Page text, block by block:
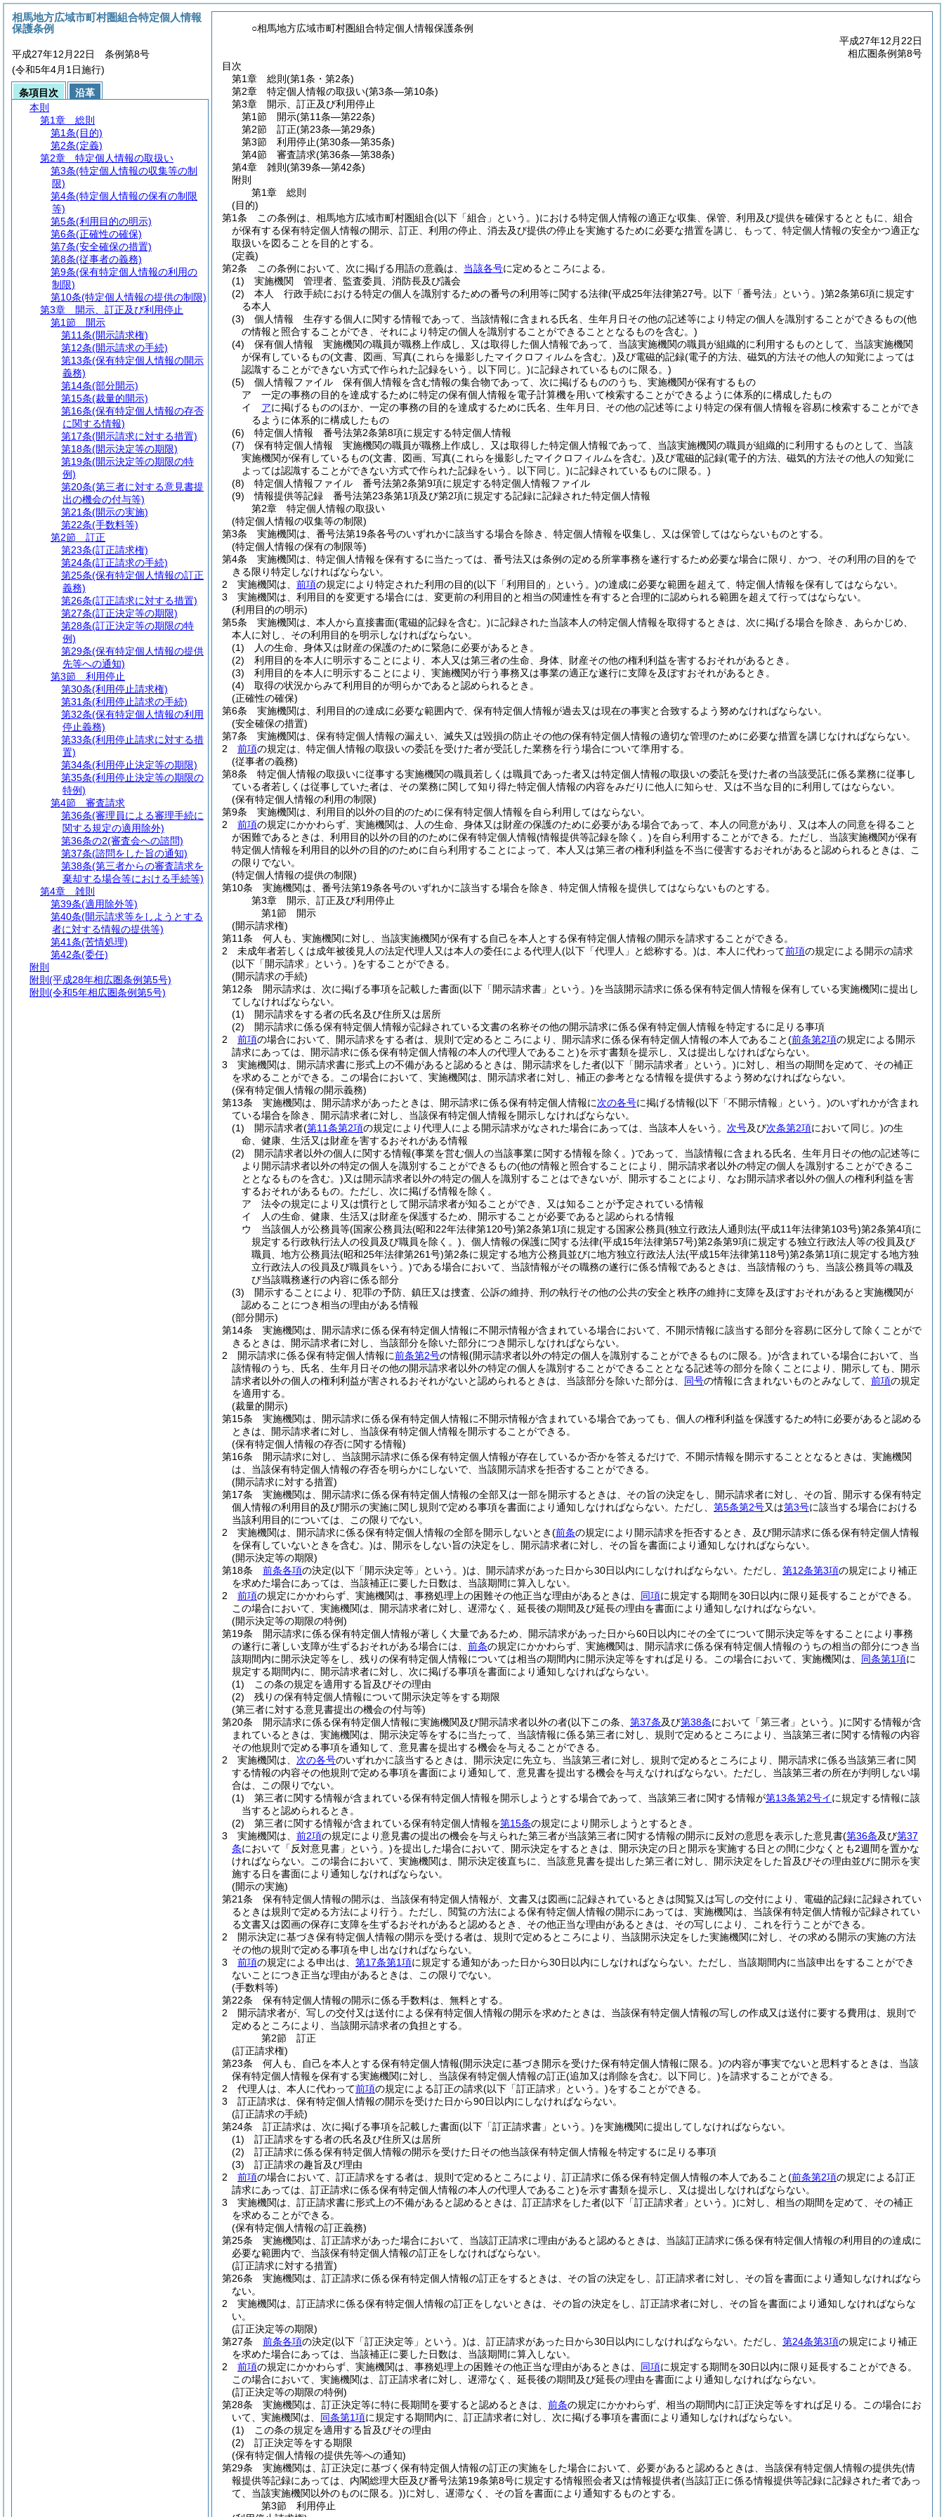
○相馬地方広域市町村圏組合特定個人情報保護条例
平成27年12月22日
相広圏条例第8号
目次
第1章
総則 (第1条・第2条)
第2章
特定個人情報の取扱い(第3条―第10条)
第3章
開示、訂正及び利用停止
第1節
開示(第11条―第22条)
第2節
訂正(第23条―第29条)
第3節
利用停止(第30条―第35条)
第4節
審査請求(第36条―第38条)
第4章
雑則 (第39条―第42条)
附則
第1章
総則
(目的)
第1条
この条例は、相馬地方広域市町村圏組合(以下「組合」という。)における特定個人情報の適正な収集、保管、利用及び提供を確保するとともに、組合
が保有する保有特定個人情報の開示、訂正、利用の停止、消去及び提供の停止を実施するために必要な措置を講じ、もって、特定個人情報の安全かつ適正な
取扱いを図ることを目的とする。
(定義)
第2条
この条例において、次に掲げる用語の意義は、 当該各号に定めるところによる。
(1)
実施機関 管理者、監査委員、消防長及び議会
(2)
本人 行政手続における特定の個人を識別するための番号の利用等に関する法律(平成25年法律第27号。以下「番号法」という。)第2条第6項に規定す
る本人
(3)
個人情報 生存する個人に関する情報であって、当該情報に含まれる氏名、生年月日その他の記述等により特定の個人を識別することができるもの(他
の情報と照合することができ、それにより特定の個人を識別することができることとなるものを含む。)
(4)
保有個人情報 実施機関の職員が職務上作成し、又は取得した個人情報であって、当該実施機関の職員が組織的に利用するものとして、当該実施機関
が保有しているもの(文書、図画、写真(これらを撮影したマイクロフィルムを含む。)及び電磁的記録(電子的方法、磁気的方法その他人の知覚によっては
認識することができない方式で作られた記録をいう。以下同じ。)に記録されているものに限る。)
(5)
個人情報ファイル 保有個人情報を含む情報の集合物であって、次に掲げるもののうち、実施機関が保有するもの
ア
一定の事務の目的を達成するために特定の保有個人情報を電子計算機を用いて検索することができるように体系的に構成したもの
イ
アに掲げるもののほか、一定の事務の目的を達成するために氏名、生年月日、その他の記述等により特定の保有個人情報を容易に検索することができ
るように体系的に構成したもの
(6)
特定個人情報 番号法第2条第8項に規定する特定個人情報
(7)
保有特定個人情報 実施機関の職員が職務上作成し、又は取得した特定個人情報であって、当該実施機関の職員が組織的に利用するものとして、当該
実施機関が保有しているもの(文書、図画、写真(これらを撮影したマイクロフィルムを含む。)及び電磁的記録(電子的方法、磁気的方法その他人の知覚に
よっては認識することができない方式で作られた記録をいう。以下同じ。)に記録されているものに限る。)
(8)
特定個人情報ファイル 番号法第2条第9項に規定する特定個人情報ファイル
(9)
情報提供等記録 番号法第23条第1項及び第2項に規定する記録に記録された特定個人情報
第2章
特定個人情報の取扱い
(特定個人情報の収集等の制限)
第3条
実施機関は、番号法第19条各号のいずれかに該当する場合を除き、特定個人情報を収集し、又は保管してはならないものとする。
(特定個人情報の保有の制限等)
第4条
実施機関は、特定個人情報を保有するに当たっては、番号法又は条例の定める所掌事務を遂行するため必要な場合に限り、かつ、その利用の目的をで
きる限り特定しなければならない。
2
実施機関は、 前項の規定により特定された利用の目的(以下「利用目的」という。)の達成に必要な範囲を超えて、特定個人情報を保有してはならない。
3
実施機関は、利用目的を変更する場合には、変更前の利用目的と相当の関連性を有すると合理的に認められる範囲を超えて行ってはならない。
(利用目的の明示)
第5条
実施機関は、本人から直接書面(電磁的記録を含む。)に記録された当該本人の特定個人情報を取得するときは、次に掲げる場合を除き、あらかじめ、
本人に対し、その利用目的を明示しなければならない。
(1)
人の生命、身体又は財産の保護のために緊急に必要があるとき。
(2)
利用目的を本人に明示することにより、本人又は第三者の生命、身体、財産その他の権利利益を害するおそれがあるとき。
(3)
利用目的を本人に明示することにより、実施機関が行う事務又は事業の適正な遂行に支障を及ぼすおそれがあるとき。
(4)
取得の状況からみて利用目的が明らかであると認められるとき。
(正確性の確保)
第6条
実施機関は、利用目的の達成に必要な範囲内で、保有特定個人情報が過去又は現在の事実と合致するよう努めなければならない。
(安全確保の措置)
第7条
実施機関は、保有特定個人情報の漏えい、滅失又は毀損の防止その他の保有特定個人情報の適切な管理のために必要な措置を講じなければならない。
2
前項の規定は、特定個人情報の取扱いの委託を受けた者が受託した業務を行う場合について準用する。
(従事者の義務)
第8条
特定個人情報の取扱いに従事する実施機関の職員若しくは職員であった者又は特定個人情報の取扱いの委託を受けた者の当該受託に係る業務に従事し
ている者若しくは従事していた者は、その業務に関して知り得た特定個人情報の内容をみだりに他人に知らせ、又は不当な目的に利用してはならない。
(保有特定個人情報の利用の制限)
第9条
実施機関は、利用目的以外の目的のために保有特定個人情報を自ら利用してはならない。
2
前項の規定にかかわらず、実施機関は、人の生命、身体又は財産の保護のために必要がある場合であって、本人の同意があり、又は本人の同意を得ること
が困難であるときは、利用目的以外の目的のために保有特定個人情報(情報提供等記録を除く。)を自ら利用することができる。 ただし、当該実施機関が保有
特定個人情報を利用目的以外の目的のために自ら利用することによって、本人又は第三者の権利利益を不当に侵害するおそれがあると認められるときは、こ
の限りでない。
(特定個人情報の提供の制限)
第10条
実施機関は、番号法第19条各号のいずれかに該当する場合を除き、特定個人情報を提供してはならないものとする。
第3章
開示、訂正及び利用停止
第1節
開示
(開示請求権)
第11条
何人も、実施機関に対し、当該実施機関が保有する自己を本人とする保有特定個人情報の開示を請求することができる。
2
未成年者若しくは成年被後見人の法定代理人又は本人の委任による代理人(以下「代理人」と総称する。)は、本人に代わって前項の規定による開示の請求
(以下「開示請求」という。)をすることができる。
(開示請求の手続)
第12条
開示請求は、次に掲げる事項を記載した書面(以下「開示請求書」という。)を当該開示請求に係る保有特定個人情報を保有している実施機関に提出し
てしなければならない。
(1)
開示請求をする者の氏名及び住所又は居所
(2)
開示請求に係る保有特定個人情報が記録されている文書の名称その他の開示請求に係る保有特定個人情報を特定するに足りる事項
2
前項の場合において、開示請求をする者は、規則で定めるところにより、開示請求に係る保有特定個人情報の本人であること(前条第2項の規定による開示
請求にあっては、開示請求に係る保有特定個人情報の本人の代理人であること)を示す書類を提示し、又は提出しなければならない。
3
実施機関は、開示請求書に形式上の不備があると認めるときは、開示請求をした者(以下「開示請求者」という。)に対し、相当の期間を定めて、その補正
を求めることができる。
この場合において、実施機関は、開示請求者に対し、補正の参考となる情報を提供するよう努めなければならない。
(保有特定個人情報の開示義務)
第13条
実施機関は、開示請求があったときは、開示請求に係る保有特定個人情報に次の各号に掲げる情報(以下「不開示情報」という。)のいずれかが含まれ
ている場合を除き、開示請求者に対し、当該保有特定個人情報を開示しなければならない。
(1)
開示請求者(第11条第2項の規定により代理人による開示請求がなされた場合にあっては、当該本人をいう。 次号及び次条第2項において同じ。)の生
命、健康、生活又は財産を害するおそれがある情報
(2)
開示請求者以外の個人に関する情報(事業を営む個人の当該事業に関する情報を除く。)であって、当該情報に含まれる氏名、生年月日その他の記述等に
より開示請求者以外の特定の個人を識別することができるもの(他の情報と照合することにより、開示請求者以外の特定の個人を識別することができるこ
ととなるものを含む。)又は開示請求者以外の特定の個人を識別することはできないが、開示することにより、なお開示請求者以外の個人の権利利益を害
するおそれがあるもの。 ただし、次に掲げる情報を除く。
ア
法令の規定により又は慣行として開示請求者が知ることができ、又は知ることが予定されている情報
イ
人の生命、健康、生活又は財産を保護するため、開示することが必要であると認められる情報
ウ
当該個人が公務員等(国家公務員法(昭和22年法律第120号)第2条第1項に規定する国家公務員(独立行政法人通則法(平成11年法律第103号)第2条第4項に
規定する行政執行法人の役員及び職員を除く。) 、個人情報の保護に関する法律(平成15年法律第57号)第2条第9項に規定する独立行政法人等の役員及び
職員、地方公務員法(昭和25年法律第261号)第2条に規定する地方公務員並びに地方独立行政法人法(平成15年法律第118号)第2条第1項に規定する地方独
立行政法人の役員及び職員をいう。)である場合において、当該情報がその職務の遂行に係る情報であるときは、当該情報のうち、当該公務員等の職及
び当該職務遂行の内容に係る部分
(3)
開示することにより、犯罪の予防、鎮圧又は捜査、公訴の維持、刑の執行その他の公共の安全と秩序の維持に支障を及ぼすおそれがあると実施機関が
認めることにつき相当の理由がある情報
(部分開示)
第14条
実施機関は、開示請求に係る保有特定個人情報に不開示情報が含まれている場合において、不開示情報に該当する部分を容易に区分して除くことがで
きるときは、開示請求者に対し、当該部分を除いた部分につき開示しなければならない。
2
開示請求に係る保有特定個人情報に前条第2号の情報(開示請求者以外の特定の個人を識別することができるものに限る。)が含まれている場合において、当
該情報のうち、氏名、生年月日その他の開示請求者以外の特定の個人を識別することができることとなる記述等の部分を除くことにより、開示しても、開示
請求者以外の個人の権利利益が害されるおそれがないと認められるときは、当該部分を除いた部分は、 同号の情報に含まれないものとみなして、 前項の規定
を適用する。
(裁量的開示)
第15条
実施機関は、開示請求に係る保有特定個人情報に不開示情報が含まれている場合であっても、個人の権利利益を保護するため特に必要があると認める
ときは、開示請求者に対し、当該保有特定個人情報を開示することができる。
(保有特定個人情報の存否に関する情報)
第16条
開示請求に対し、当該開示請求に係る保有特定個人情報が存在しているか否かを答えるだけで、不開示情報を開示することとなるときは、実施機関
は、当該保有特定個人情報の存否を明らかにしないで、当該開示請求を拒否することができる。
(開示請求に対する措置)
第17条
実施機関は、開示請求に係る保有特定個人情報の全部又は一部を開示するときは、その旨の決定をし、開示請求者に対し、その旨、開示する保有特定
個人情報の利用目的及び開示の実施に関し規則で定める事項を書面により通知しなければならない。 ただし、 第5条第2号又は第3号に該当する場合における
当該利用目的については、この限りでない。
2
実施機関は、開示請求に係る保有特定個人情報の全部を開示しないとき(前条の規定により開示請求を拒否するとき、及び開示請求に係る保有特定個人情報
を保有していないときを含む。)は、開示をしない旨の決定をし、開示請求者に対し、その旨を書面により通知しなければならない。
(開示決定等の期限)
第18条
前条各項の決定(以下「開示決定等」という。)は、開示請求があった日から30日以内にしなければならない。 ただし、 第12条第3項の規定により補正
を求めた場合にあっては、当該補正に要した日数は、当該期間に算入しない。
2
前項の規定にかかわらず、実施機関は、事務処理上の困難その他正当な理由があるときは、 同項に規定する期間を30日以内に限り延長することができる。
この場合において、実施機関は、開示請求者に対し、遅滞なく、延長後の期間及び延長の理由を書面により通知しなければならない。
(開示決定等の期限の特例)
第19条
開示請求に係る保有特定個人情報が著しく大量であるため、開示請求があった日から60日以内にその全てについて開示決定等をすることにより事務
の遂行に著しい支障が生ずるおそれがある場合には、 前条の規定にかかわらず、実施機関は、開示請求に係る保有特定個人情報のうちの相当の部分につき当
該期間内に開示決定等をし、残りの保有特定個人情報については相当の期間内に開示決定等をすれば足りる。
この場合において、実施機関は、 同条第1項に
規定する期間内に、開示請求者に対し、次に掲げる事項を書面により通知しなければならない。
(1)
この条の規定を適用する旨及びその理由
(2)
残りの保有特定個人情報について開示決定等をする期限
(第三者に対する意見書提出の機会の付与等)
第20条
開示請求に係る保有特定個人情報に実施機関及び開示請求者以外の者(以下この条、 第37条及び第38条において「第三者」という。)に関する情報が含
まれているときは、実施機関は、開示決定等をするに当たって、当該情報に係る第三者に対し、規則で定めるところにより、当該第三者に関する情報の内容
その他規則で定める事項を通知して、意見書を提出する機会を与えることができる。
2
実施機関は、 次の各号のいずれかに該当するときは、開示決定に先立ち、当該第三者に対し、規則で定めるところにより、開示請求に係る当該第三者に関
する情報の内容その他規則で定める事項を書面により通知して、意見書を提出する機会を与えなければならない。 ただし、当該第三者の所在が判明しない場
合は、この限りでない。
(1)
第三者に関する情報が含まれている保有特定個人情報を開示しようとする場合であって、当該第三者に関する情報が第13条第2号イに規定する情報に該
当すると認められるとき。
(2)
第三者に関する情報が含まれている保有特定個人情報を第15条の規定により開示しようとするとき。
3
実施機関は、 前2項の規定により意見書の提出の機会を与えられた第三者が当該第三者に関する情報の開示に反対の意思を表示した意見書(第36条及び第37
条において「反対意見書」という。)を提出した場合において、開示決定をするときは、開示決定の日と開示を実施する日との間に少なくとも2週間を置かな
ければならない。
この場合において、実施機関は、開示決定後直ちに、当該意見書を提出した第三者に対し、開示決定をした旨及びその理由並びに開示を実
施する日を書面により通知しなければならない。
(開示の実施)
第21条
保有特定個人情報の開示は、当該保有特定個人情報が、文書又は図画に記録されているときは閲覧又は写しの交付により、電磁的記録に記録されてい
るときは規則で定める方法により行う。 ただし、閲覧の方法による保有特定個人情報の開示にあっては、実施機関は、当該保有特定個人情報が記録されてい
る文書又は図画の保存に支障を生ずるおそれがあると認めるとき、その他正当な理由があるときは、その写しにより、これを行うことができる。
2
開示決定に基づき保有特定個人情報の開示を受ける者は、規則で定めるところにより、当該開示決定をした実施機関に対し、その求める開示の実施の方法
その他の規則で定める事項を申し出なければならない。
3
前項の規定による申出は、 第17条第1項に規定する通知があった日から30日以内にしなければならない。 ただし、当該期間内に当該申出をすることができ
ないことにつき正当な理由があるときは、この限りでない。
(手数料等)
第22条
保有特定個人情報の開示に係る手数料は、無料とする。
2
開示請求者が、写しの交付又は送付による保有特定個人情報の開示を求めたときは、当該保有特定個人情報の写しの作成又は送付に要する費用は、規則で
定めるところにより、当該開示請求者の負担とする。
第2節
訂正
(訂正請求権)
第23条
何人も、自己を本人とする保有特定個人情報(開示決定に基づき開示を受けた保有特定個人情報に限る。)の内容が事実でないと思料するときは、当該
保有特定個人情報を保有する実施機関に対し、当該保有特定個人情報の訂正(追加又は削除を含む。以下同じ。)を請求することができる。
2
代理人は、本人に代わって前項の規定による訂正の請求(以下「訂正請求」という。)をすることができる。
3
訂正請求は、保有特定個人情報の開示を受けた日から90日以内にしなければならない。
(訂正請求の手続)
第24条
訂正請求は、次に掲げる事項を記載した書面(以下「訂正請求書」という。)を実施機関に提出してしなければならない。
(1)
訂正請求をする者の氏名及び住所又は居所
(2)
訂正請求に係る保有特定個人情報の開示を受けた日その他当該保有特定個人情報を特定するに足りる事項
(3)
訂正請求の趣旨及び理由
2
前項の場合において、訂正請求をする者は、規則で定めるところにより、訂正請求に係る保有特定個人情報の本人であること(前条第2項の規定による訂正
請求にあっては、訂正請求に係る保有特定個人情報の本人の代理人であること)を示す書類を提示し、又は提出しなければならない。
3
実施機関は、訂正請求書に形式上の不備があると認めるときは、訂正請求をした者(以下「訂正請求者」という。)に対し、相当の期間を定めて、その補正
を求めることができる。
(保有特定個人情報の訂正義務)
第25条
実施機関は、訂正請求があった場合において、当該訂正請求に理由があると認めるときは、当該訂正請求に係る保有特定個人情報の利用目的の達成に
必要な範囲内で、当該保有特定個人情報の訂正をしなければならない。
(訂正請求に対する措置)
第26条
実施機関は、訂正請求に係る保有特定個人情報の訂正をするときは、その旨の決定をし、訂正請求者に対し、その旨を書面により通知しなければなら
ない。
2
実施機関は、訂正請求に係る保有特定個人情報の訂正をしないときは、その旨の決定をし、訂正請求者に対し、その旨を書面により通知しなければならな
い。
(訂正決定等の期限)
第27条
前条各項の決定(以下「訂正決定等」という。)は、訂正請求があった日から30日以内にしなければならない。 ただし、 第24条第3項の規定により補正
を求めた場合にあっては、当該補正に要した日数は、当該期間に算入しない。
2
前項の規定にかかわらず、実施機関は、事務処理上の困難その他正当な理由があるときは、 同項に規定する期間を30日以内に限り延長することができる。
この場合において、実施機関は、訂正請求者に対し、遅滞なく、延長後の期間及び延長の理由を書面により通知しなければならない。
(訂正決定等の期限の特例)
第28条
実施機関は、訂正決定等に特に長期間を要すると認めるときは、 前条の規定にかかわらず、相当の期間内に訂正決定等をすれば足りる。
この場合にお
いて、実施機関は、 同条第1項に規定する期間内に、訂正請求者に対し、次に掲げる事項を書面により通知しなければならない。
(1)
この条の規定を適用する旨及びその理由
(2)
訂正決定等をする期限
(保有特定個人情報の提供先等への通知)
第29条
実施機関は、訂正決定に基づく保有特定個人情報の訂正の実施をした場合において、必要があると認めるときは、当該保有特定個人情報の提供先(情
報提供等記録にあっては、内閣総理大臣及び番号法第19条第8号に規定する情報照会者又は情報提供者(当該訂正に係る情報提供等記録に記録された者であっ
て、当該実施機関以外のものに限る。))に対し、遅滞なく、その旨を書面により通知するものとする。
第3節
利用停止
相馬地方広域市町村圏組合特定個人情報
保護条例
平成27年12月22日 条例第8号
(令和5年4月1日施行)
条項目次
沿革
本則
第1章
総則
第1条(目的)
第2条(定義)
第2章
特定個人情報の取扱い
第3条(特定個人情報の収集等の制
限)
第4条(特定個人情報の保有の制限
等)
第5条(利用目的の明示)
第6条(正確性の確保)
第7条(安全確保の措置)
第8条(従事者の義務)
第9条(保有特定個人情報の利用の
制限)
第10条(特定個人情報の提供の制限)
第3章
開示、訂正及び利用停止
第1節
開示
第11条(開示請求権)
第12条(開示請求の手続)
第13条(保有特定個人情報の開示
義務)
第14条(部分開示)
第15条(裁量的開示)
第16条(保有特定個人情報の存否
に関する情報)
第17条(開示請求に対する措置)
第18条(開示決定等の期限)
第19条(開示決定等の期限の特
例)
第20条(第三者に対する意見書提
出の機会の付与等)
第21条(開示の実施)
第22条(手数料等)
第2節
訂正
第23条(訂正請求権)
第24条(訂正請求の手続)
第25条(保有特定個人情報の訂正
義務)
第26条(訂正請求に対する措置)
第27条(訂正決定等の期限)
第28条(訂正決定等の期限の特
例)
第29条(保有特定個人情報の提供
先等への通知)
第3節
利用停止
第30条(利用停止請求権)
第31条(利用停止請求の手続)
第32条(保有特定個人情報の利用
停止義務)
第33条(利用停止請求に対する措
置)
第34条(利用停止決定等の期限)
第35条(利用停止決定等の期限の
特例)
第4節
審査請求
第36条(審理員による審理手続に
関する規定の適用除外)
第36条の2(審査会への諮問)
第37条(諮問をした旨の通知)
第38条(第三者からの審査請求を
棄却する場合等における手続等)
第4章
雑則
第39条(適用除外等)
第40条(開示請求等をしようとする
者に対する情報の提供等)
第41条(苦情処理)
第42条(委任)
附則
附則 (平成28年相広圏条例第5号)
附則 (令和5年相広圏条例第5号)